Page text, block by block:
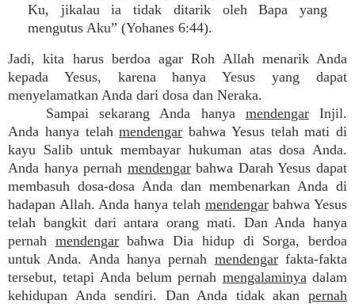
Ku, jikalau ia tidak ditarik oleh Bapa yang
mengutus Aku” (Yohanes 6:44).
Jadi, kita harus berdoa agar Roh Allah menarik Anda
kepada Yesus, karena hanya Yesus yang dapat
menyelamatkan Anda dari dosa dan Neraka.
Sampai sekarang Anda hanya mendengarInjil.
Anda hanya telahmendengar bahwa Yesus telah mati di
kayu Salib untuk membayar hukuman atas dosa Anda.
Anda hanya pernah mendengarbahwa Darah Yesus dapat
membasuh dosa-dosa Anda dan membenarkan Anda di
hadapan Allah. Anda hanya telah mendengarbahwa Yesus
telah bangkit dari antara orang mati. Dan Anda hanya
pernah mendengarbahwa Dia hidup di Sorga, berdoa
untuk Anda. Anda hanya pernah mendengarfakta-fakta
tersebut, tetapi Anda belum pernah mengalaminyadalam
kehidupan Anda sendiri. Dan Anda tidak akan pernah